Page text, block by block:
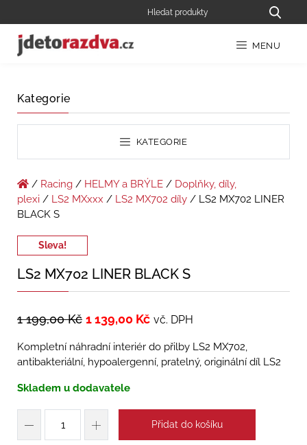
MENU
Kategorie
KATEGORIE
/ Racing / HELMY a BRÝLE / Doplňky, díly,
plexi / LS2 MXxxx / LS2 MX702 díly / LS2 MX702 LINER
BLACK S
Sleva!
LS2 MX702 LINER BLACK S
1 199,00Kč 1 139,00 Kč vč. DPH
Kompletní náhradní interiér do přilby LS2 MX702,
antibakteriální, hypoalergenní, pratelný, originální díl LS2
Skladem u dodavatele
Přidat do košíku